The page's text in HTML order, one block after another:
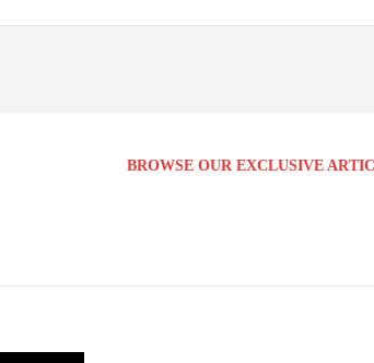
BROWSE OUR EXCLUSIVE